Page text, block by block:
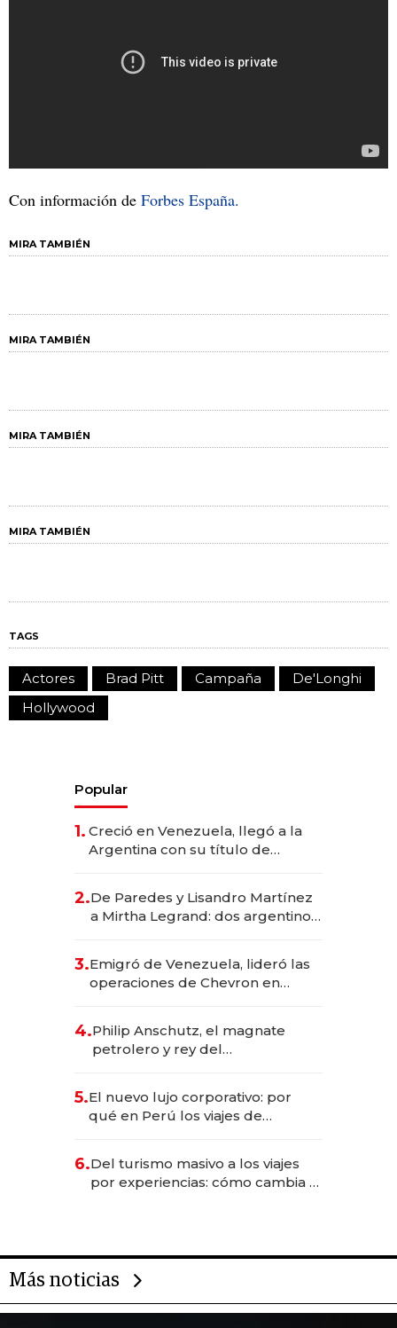
Con información de Forbes España.
MIRA TAMBIÉN
MIRA TAMBIÉN
MIRA TAMBIÉN
MIRA TAMBIÉN
TAGS
Actores Brad Pitt Campaña
De'Longhi
Hollywood
Popular
1. Creció en Venezuela, llegó a la
Argentina con su título de
las marcas "fast premium"
2.De Paredes y Lisandro Martínez
a Mirtha Legrand: dos argentinos
3.Emigró de Venezuela, lideró las
operaciones de Chevron en
4.Philip Anschutz, el magnate
petrolero y rey del
Fénix
5.El nuevo lujo corporativo: por
qué en Perú los viajes de
transformadoras
6.Del turismo masivo a los viajes
por experiencias: cómo cambia el
Más noticias